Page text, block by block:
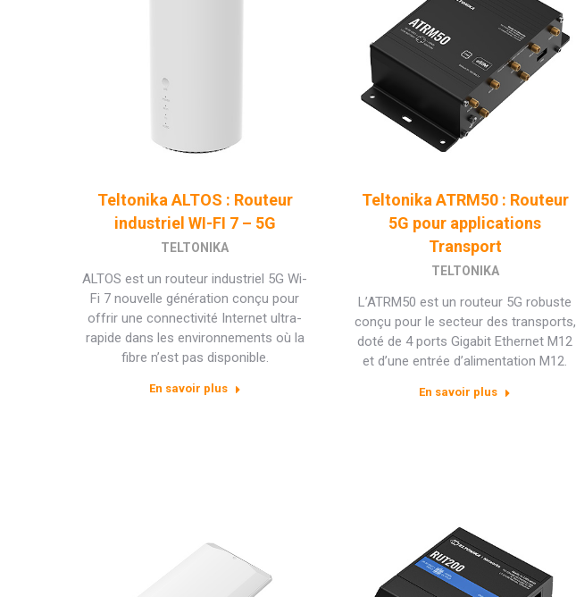
Teltonika ALTOS : Routeur
industriel WI-FI 7 – 5G
TELTONIKA
ALTOS est un routeur industriel 5G Wi-
Fi 7 nouvelle génération conçu pour
offrir une connectivité Internet ultra-
rapide dans les environnements où la
fibre n’est pas disponible.
En savoir plus
Teltonika ATRM50 : Routeur
5G pour applications
Transport
TELTONIKA
L’ATRM50 est un routeur 5G robuste
conçu pour le secteur des transports,
doté de 4 ports Gigabit Ethernet M12
et d’une entrée d’alimentation M12.
En savoir plus